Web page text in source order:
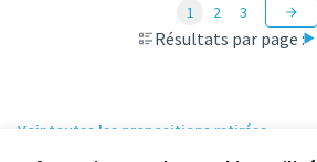
Résultats par page :
1 2 3
Voir toutes les propositions retirées